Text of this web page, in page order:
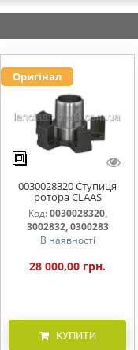
Оригінал
0030028320 Ступиця
ротора CLAAS
Код: 0030028320,
3002832, 0300283
В наявності
28 000,00 грн.
КУПИТИ